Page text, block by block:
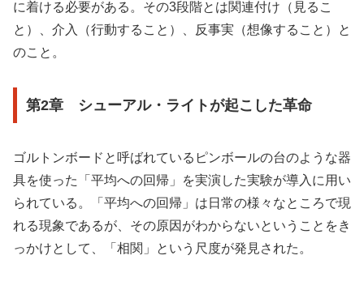
に着ける必要がある。その3段階とは関連付け（見るこ
と）、介入（行動すること）、反事実（想像すること）と
のこと。
第2章 シューアル・ライトが起こした革命
ゴルトンボードと呼ばれているピンボールの台のような器
具を使った「平均への回帰」を実演した実験が導入に用い
られている。「平均への回帰」は日常の様々なところで現
れる現象であるが、その原因がわからないということをき
っかけとして、「相関」という尺度が発見された。